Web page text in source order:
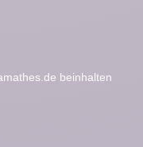
beinhalten